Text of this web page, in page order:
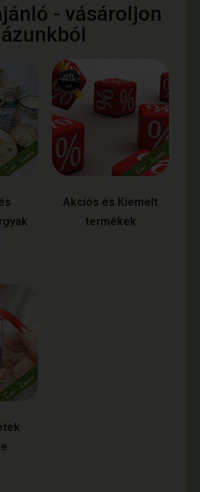
- vásároljon
Akciós és Kiemelt
termékek